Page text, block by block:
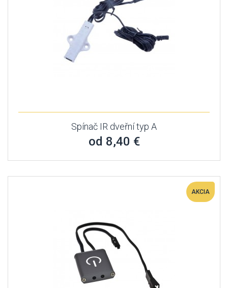
Spínač IR dveřní typ A
od 8,40 €
AKCIA